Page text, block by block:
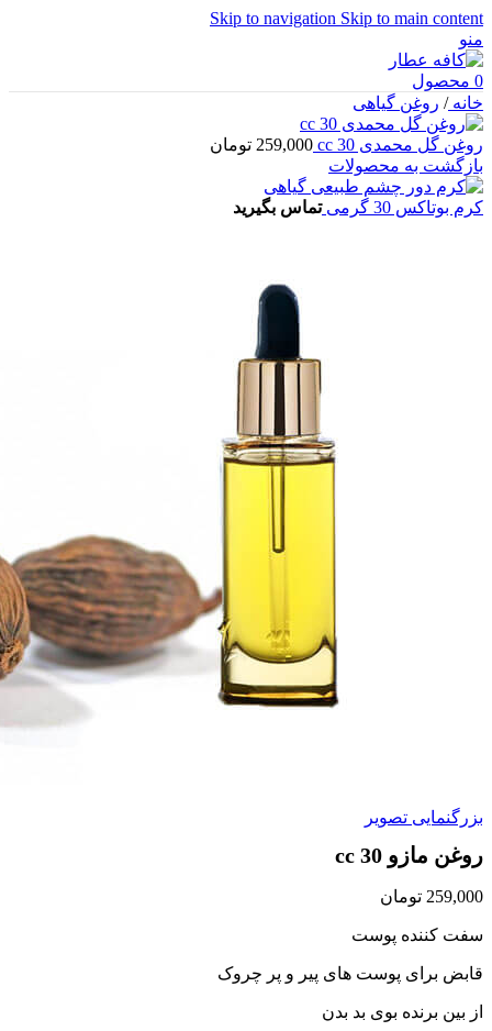
Skip to navigation Skip to main content
منو
0 محصول
خانه/ روغن گیاهی
روغن گل محمدی 30 cc 259,000 تومان
بازگشت به محصولات
کرم بوتاکس 30 گرمی تماس بگیرید
بزرگنمایی تصویر
روغن مازو 30 cc
259,000 تومان
سفت کننده پوست
قابض برای پوست های پیر و پر چروک
از بین برنده بوی بد بدن